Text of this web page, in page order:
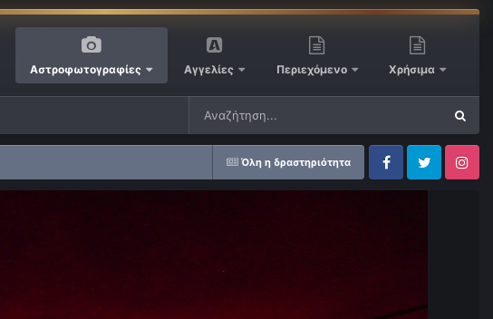
Αστροφωτογραφίες Αγγελίες Περιεχόμενο Χρήσιμα
Όλη η δραστηριότητα
FacebookTwitter Instagram